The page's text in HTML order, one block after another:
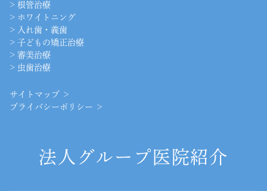
> 根管治療
> ホワイトニング
> 入れ歯・義歯
> 子どもの矯正治療
> 審美治療
> 虫歯治療
サイトマップ ＞
プライバシーポリシー ＞
法人グループ医院紹介